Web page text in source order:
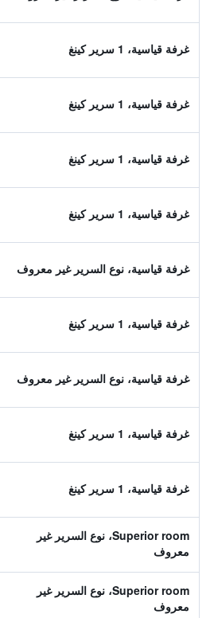
غرفة قياسية، 1 سرير كينغ
غرفة قياسية، 1 سرير كينغ
غرفة قياسية، 1 سرير كينغ
غرفة قياسية، 1 سرير كينغ
غرفة قياسية، نوع السرير غير معروف
غرفة قياسية، 1 سرير كينغ
غرفة قياسية، نوع السرير غير معروف
غرفة قياسية، 1 سرير كينغ
غرفة قياسية، 1 سرير كينغ
Superior room، نوع السرير غير
معروف
Superior room، نوع السرير غير
معروف